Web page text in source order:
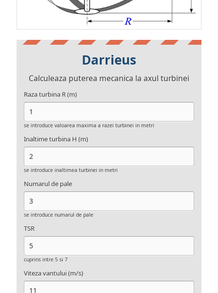
Darrieus
Calculeaza puterea mecanica la axul turbinei
Raza turbina R (m)
se introduce valoarea maxima a razei turbinei in metri
Inaltime turbina H (m)
se introduce inaltimea turbinei in metri
Numarul de pale
se introduce numarul de pale
TSR
cuprins intre 5 si 7
Viteza vantului (m/s)